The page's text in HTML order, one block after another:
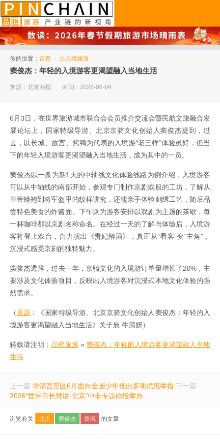
你的位置： 首页 > 出入境旅游
窦俊杰：年轻的入境游客更渴望融入当地生活
来源：北京商报 时间：2026-06-04
6月3日，在世界旅游城市联合会会员推介交流会暨民航文旅融合发
展论坛上，国家特级导游、北京京骑文化创始人窦俊杰提到，过
去，以长城、故宫、烤鸭为代表的入境游“老三样”体验虽好，但当
下的年轻入境游客更渴望融入当地生活，成为其中的一员。
窦俊杰以一条为期1天的中轴线文化体验线路为例介绍，入境游客
可以从中轴线的南部开始，参观专门制作京剧戏服的工坊，了解从
皇帝蟒袍到将军盔甲的纹样讲究，还能亲手体验刺绣工艺，随后品
尝特色美食的炸酱面。下午则为游客安排以戏剧为主题的茶歇，每
一杯咖啡都以京剧名称命名。在经过一天的了解与体验后，入境游
客将登上戏台，合力演出《贵妃醉酒》，真正从“看客”变“主角”，
沉浸式感受京剧的独特魅力。
窦俊杰透露，过去一年，京骑文化的入境游订单量增长了20%，主
要涉及文化体验项目，反映出入境游客对沉浸式本地文化体验的强
烈需求。
（原题 ：《国家特级导游、北京京骑文化创始人窦俊杰：年轻的入
境游客更渴望融入当地生活》关子辰 牛清妍）
转载请注明： 品橙旅游 » 窦俊杰：年轻的入境游客更渴望融入当地
生活
上一篇 华清宫景区6月面向全国少年推出多项优惠举措 下一篇
2026“世界市长对话·北京”中非专题论坛举办
浏览有关 北京 窦俊杰 资讯 的文章